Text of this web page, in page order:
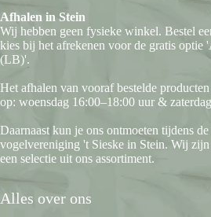
Afhalen in Stein
Wij hebben geen fysieke winkel. Bestel
kies bij het afrekenen voor de gratis optie
(LB)'.
Het afhalen van vooraf bestelde
op: woensdag 16:00–18:00 uur &
Daarnaast kun je ons ontmoeten tijdens
vogelvereniging 't Sieske in Stein. Wij
een selectie uit ons assortiment.
Alles over ons